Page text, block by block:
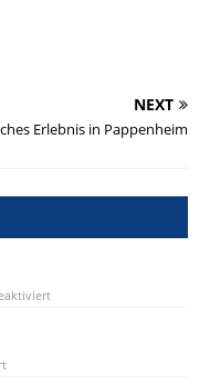
NEXT
Erlebnis in Pappenheim